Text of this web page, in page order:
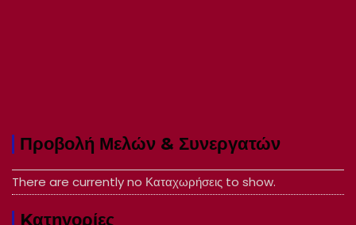
Προβολή Μελών & Συνεργατών
There are currently no Καταχωρήσεις to show.
Kατηγορίες